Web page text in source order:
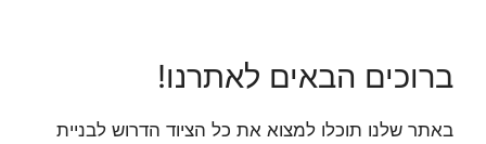
ברוכים הבאים לאתרנו!
באתר שלנו תוכלו למצוא את כל הציוד הדרוש לבניית